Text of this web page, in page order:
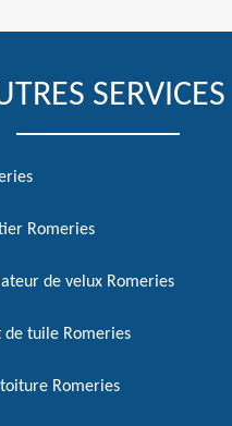
SERVICES
Romeries
de velux Romeries
de tuile Romeries
Romeries